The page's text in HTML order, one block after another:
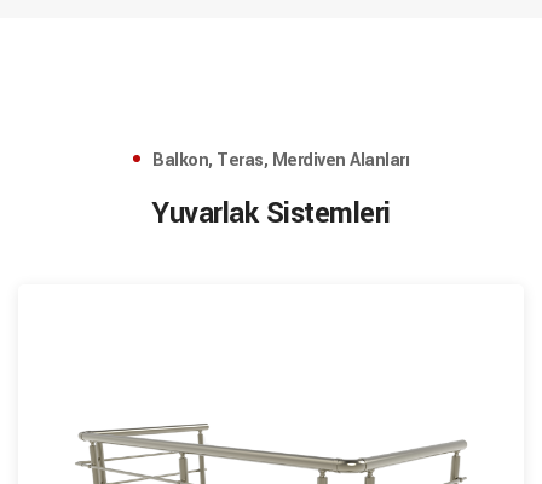
Balkon, Teras, Merdiven Alanları
Yuvarlak Sistemleri